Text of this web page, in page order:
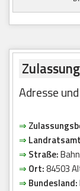
Adresse
⇒
⇒
⇒ Straße:
⇒ Ort:84503
⇒ Bundesland: